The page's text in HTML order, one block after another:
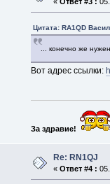
Цитата: RA1QD
... конечно же нужен
Вот адрес ссылки:
За здравие!
Re: RN1QJ
«Ответ #4 :